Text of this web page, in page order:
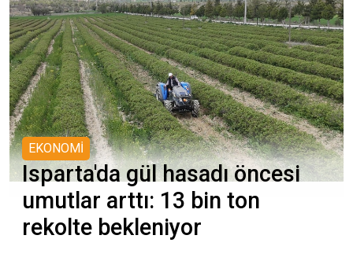
EKONOMİ
Isparta'da gül hasadı öncesi
umutlar arttı: 13 bin ton
rekolte bekleniyor